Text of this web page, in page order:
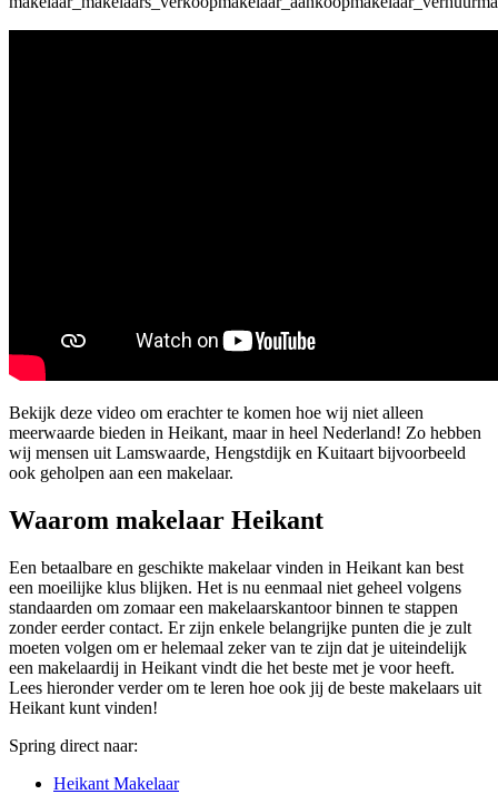
Bekijk deze video om erachter te komen hoe wij niet alleen
meerwaarde bieden in Heikant, maar in heel Nederland! Zo hebben
wij mensen uit Lamswaarde, Hengstdijk en Kuitaart bijvoorbeeld
ook geholpen aan een makelaar.
Waarom makelaar Heikant
Een betaalbare en geschikte makelaar vinden in Heikant kan best
een moeilijke klus blijken. Het is nu eenmaal niet geheel volgens
standaarden om zomaar een makelaarskantoor binnen te stappen
zonder eerder contact. Er zijn enkele belangrijke punten die je zult
moeten volgen om er helemaal zeker van te zijn dat je uiteindelijk
een makelaardij in Heikant vindt die het beste met je voor heeft.
Lees hieronder verder om te leren hoe ook jij de beste makelaars uit
Heikant kunt vinden!
Spring direct naar:
Heikant Makelaar